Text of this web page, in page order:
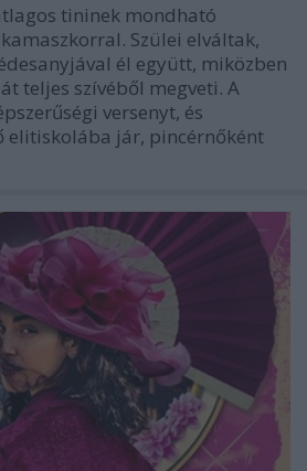
tininek mondható
Szülei elváltak,
él együtt, miközben
teljes szívéből megveti. A
versenyt, és
elitiskolába jár, pincérnőként